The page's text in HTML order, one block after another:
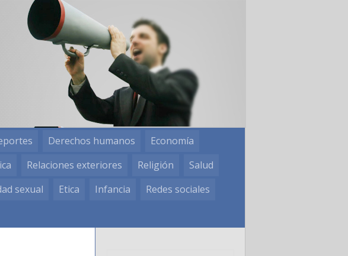
Derechos humanos
Economía
Relaciones exteriores Religión
Salud
sexual Etica Infancia
Redes sociales